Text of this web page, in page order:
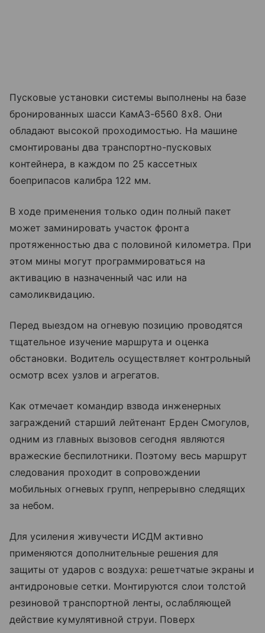
Пусковые установки системы выполнены на базе
бронированных шасси КамАЗ-6560 8х8. Они
обладают высокой проходимостью. На машине
смонтированы два транспортно-пусковых
контейнера, в каждом по 25 кассетных
боеприпасов калибра 122 мм.
В ходе применения только один полный пакет
может заминировать участок фронта
протяженностью два с половиной километра. При
этом мины могут программироваться на
активацию в назначенный час или на
самоликвидацию.
Перед выездом на огневую позицию проводятся
тщательное изучение маршрута и оценка
обстановки. Водитель осуществляет контрольный
осмотр всех узлов и агрегатов.
Как отмечает командир взвода инженерных
заграждений старший лейтенант Ерден Смогулов,
одним из главных вызовов сегодня являются
вражеские беспилотники. Поэтому весь маршрут
следования проходит в сопровождении
мобильных огневых групп, непрерывно следящих
за небом.
Для усиления живучести ИСДМ активно
применяются дополнительные решения для
защиты от ударов с воздуха: решетчатые экраны и
антидроновые сетки. Монтируются слои толстой
резиновой транспортной ленты, ослабляющей
действие кумулятивной струи. Поверх